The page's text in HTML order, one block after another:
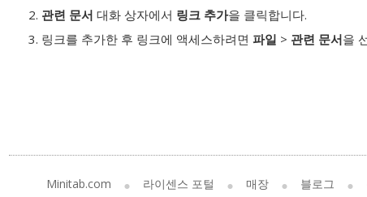
관련 문서 대화 상자에서 링크 추가을 클릭합니다.
링크를 추가한 후 링크에 액세스하려면 파일 > 관련 문서을
Minitab.com 라이센스 포털 매장 블로그